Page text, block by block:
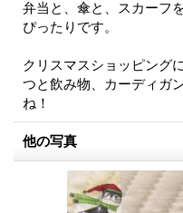
弁当と、傘と、スカーフ
ぴったりです。
クリスマスショッピング
つと飲み物、カーディガ
ね！
他の写真